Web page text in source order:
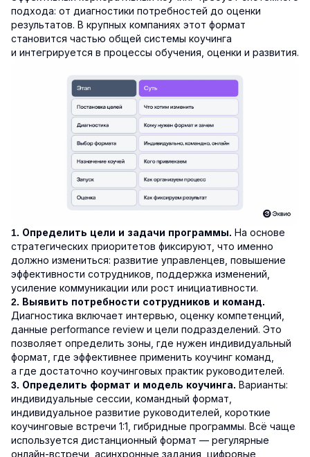
подхода: от диагностики потребностей до оценки
результатов. В крупных компаниях этот формат
становится частью общей системы коучинга
и интегрируется в процессы обучения, оценки и развития.
1. Определить цели и задачи программы. На основе
стратегических приоритетов фиксируют, что именно
должно измениться: развитие управленцев, повышение
эффективности сотрудников, поддержка изменений,
усиление коммуникации или рост инициативности.
2. Выявить потребности сотрудников и команд.
Диагностика включает интервью, оценку компетенций,
данные performance review и цели подразделений. Это
позволяет определить зоны, где нужен индивидуальный
формат, где эффективнее применить коучинг команд,
а где достаточно коучинговых практик руководителей.
3. Определить формат и модель коучинга. Варианты:
индивидуальные сессии, командный формат,
индивидуальное развитие руководителей, короткие
коучинговые встречи 1:1, гибридные программы. Всё чаще
используется дистанционный формат — регулярные
онлайн-встречи, асинхронные задания, цифровые